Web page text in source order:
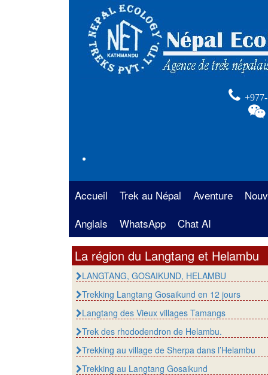
Accueil
Trek au Népal
La région de l’Annapurna
La région de l’Everest
Trekking dans la région du
et Helambu
Trekking dans la région vallée du
Kathmandu
Trekking dans la région du
Aventure
Rafting au Népal
Safari au Népal
Louer voiture au
Parapente au
Voyage en
Trek
Trek
Anglais WhatsApp Chat AI
La région du Langtang et Helambu
LANGTANG, GOSAIKUND, HELAMBU
Trekking Langtang Gosaikund en 12 jours
Langtang des Vieux villages Tamangs
Trek des rhododendron de Helambu.
Trekking au village de Sherpa dans l’Helambu
Trekking au Langtang Gosaikund